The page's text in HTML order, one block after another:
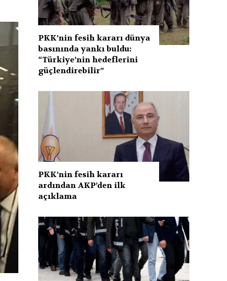
PKK’nin fesih kararı dünya
basınında yankı buldu:
“Türkiye’nin hedeflerini
güçlendirebilir”
PKK’nin fesih kararı
ardından AKP’den ilk
açıklama